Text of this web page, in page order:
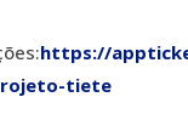
https://
tiete